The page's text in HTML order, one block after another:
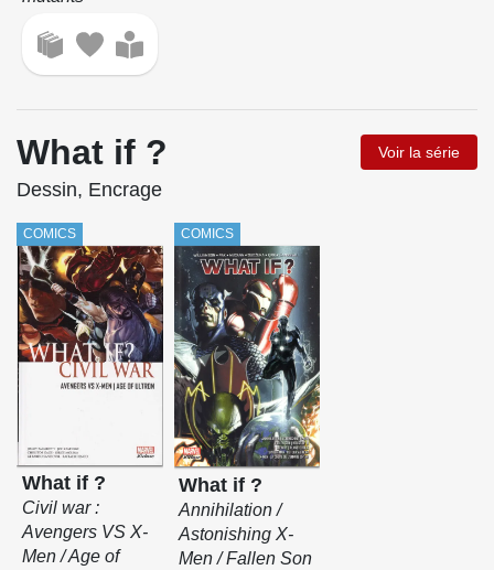
What if ? Voir la série
Dessin, Encrage
COMICS
What if ?
Civil war :
Avengers VS X-
Men / Age of
COMICS
What if ?
Annihilation /
Astonishing X-
Men / Fallen Son